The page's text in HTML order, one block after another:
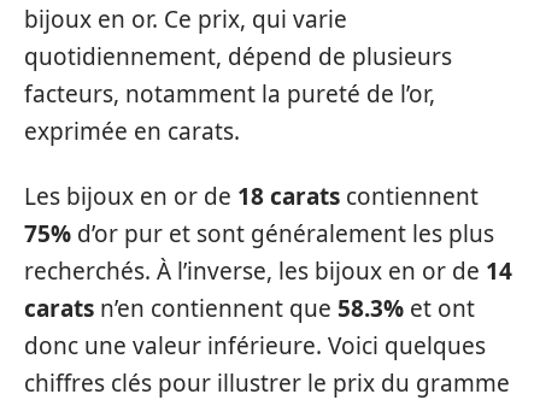
bijoux en or. Ce prix, qui varie
quotidiennement, dépend de plusieurs
facteurs, notamment la pureté de l’or,
exprimée en carats.
Les bijoux en or de 18 carats contiennent
75% d’or pur et sont généralement les plus
recherchés. À l’inverse, les bijoux en or de 14
carats n’en contiennent que 58.3% et ont
donc une valeur inférieure. Voici quelques
chiffres clés pour illustrer le prix du gramme